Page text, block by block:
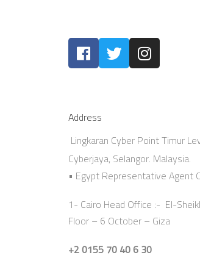
Address
Lingkaran Cyber Point Timur
Cyberjaya, Selangor. Malaysia.
• Egypt Representative Agent
1- Cairo Head Office :- El-
Floor – 6 October – Giza
+2 0155 70 40 6 30